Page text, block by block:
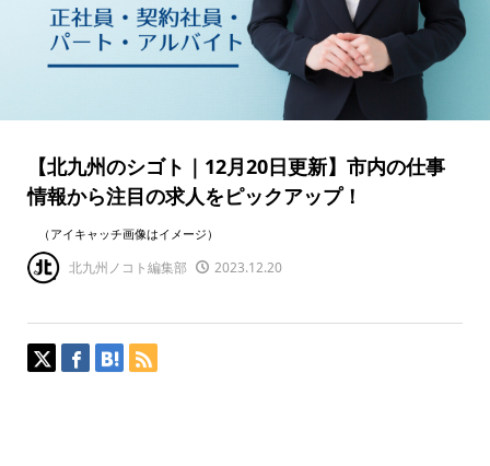
【北九州のシゴト｜12月20日更新】市内の仕事
情報から注目の求人をピックアップ！
（アイキャッチ画像はイメージ）
北九州ノコト編集部 2023.12.20